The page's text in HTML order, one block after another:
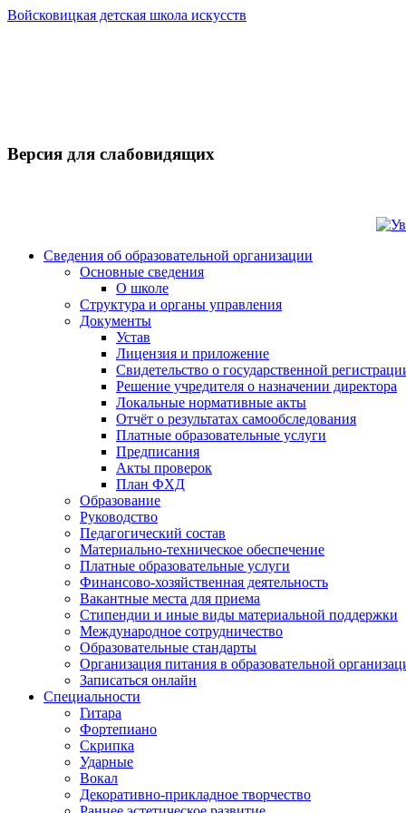
Войсковицкая детская школа искусств
Версия для слабовидящих
Сведения об образовательной организации
Основные сведения
О школе
Структура и органы управления
Документы
Устав
Лицензия и приложение
Свидетельство о государственной
Решение учредителя о назначении директора
Локальные нормативные акты
Отчёт о результатах самообследования
Платные образовательные услуги
Предписания
Акты проверок
План ФХД
Образование
Руководство
Педагогический состав
Материально-техническое обеспечение
Платные образовательные услуги
Финансово-хозяйственная деятельность
Вакантные места для приема
Стипендии и иные виды материальной поддержки
Международное сотрудничество
Образовательные стандарты
Организация питания в образовательной
Записаться онлайн
Специальности
Гитара
Фортепиано
Скрипка
Ударные
Вокал
Декоративно-прикладное творчество